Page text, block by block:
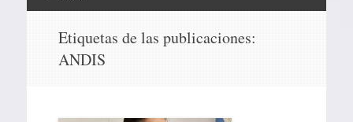
contenido
Etiquetas de las publicaciones:
ANDIS